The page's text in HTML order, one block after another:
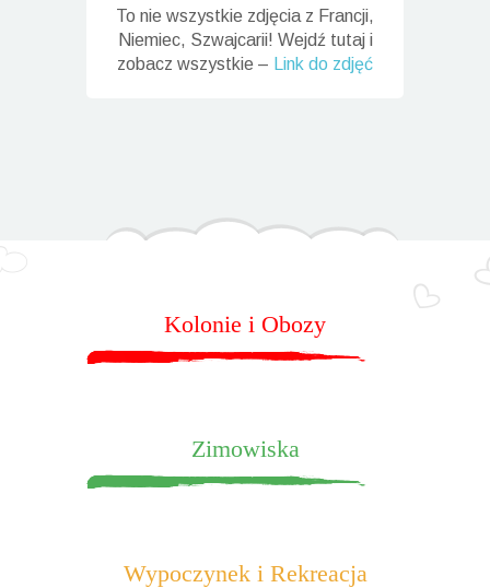
To nie wszystkie zdjęcia z Francji,
Niemiec, Szwajcarii! Wejdź tutaj i
zobacz wszystkie –
Link do zdjęć
Kolonie i Obozy
Zimowiska
Wypoczynek i Rekreacja